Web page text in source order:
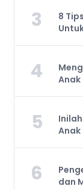
3
8
4
Anak
5
Anak
6
dan